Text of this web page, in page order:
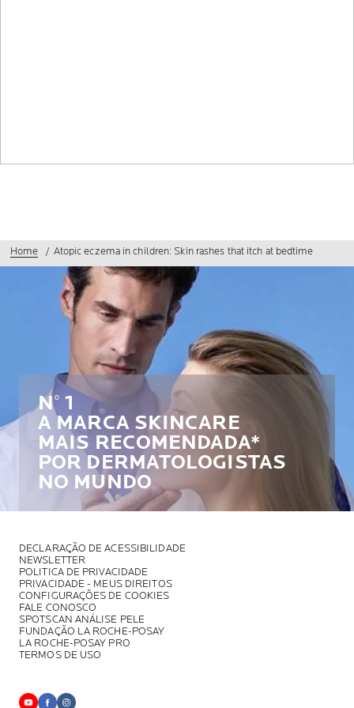
Home Atopic eczema in children: Skin rashes that itch at bedtime
N° 1
A MARCA SKINCARE
MAIS RECOMENDADA*
POR DERMATOLOGISTAS
NO MUNDO
DECLARAÇÃO DE ACESSIBILIDADE
NEWSLETTER
POLITICA DE PRIVACIDADE
PRIVACIDADE - MEUS DIREITOS
CONFIGURAÇÕES DE COOKIES
FALE CONOSCO
SPOTSCAN ANÁLISE PELE
FUNDAÇÃO LA ROCHE-POSAY
LA ROCHE-POSAY PRO
TERMOS DE USO